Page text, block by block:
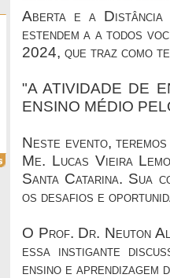
Aberta e a
estendem a a todos
2024, que traz como
"A ATIVIDADE DE
ENSINO MÉDIO
Neste evento,
Me. Lucas Vieira
Santa Catarina. Sua
os desafios e
O Prof. Dr. Neuton
essa instigante
ensino e aprendizagem